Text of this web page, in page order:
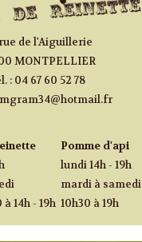
de l'Aiguillerie
MONTPELLIER
: 04 67 60 52 78
à 14h - 19h
Pomme d'api
lundi 14h - 19h
mardi à samedi
10h30 à 19h